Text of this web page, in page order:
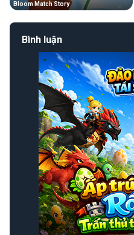
Bloom Match Story
Bình luận